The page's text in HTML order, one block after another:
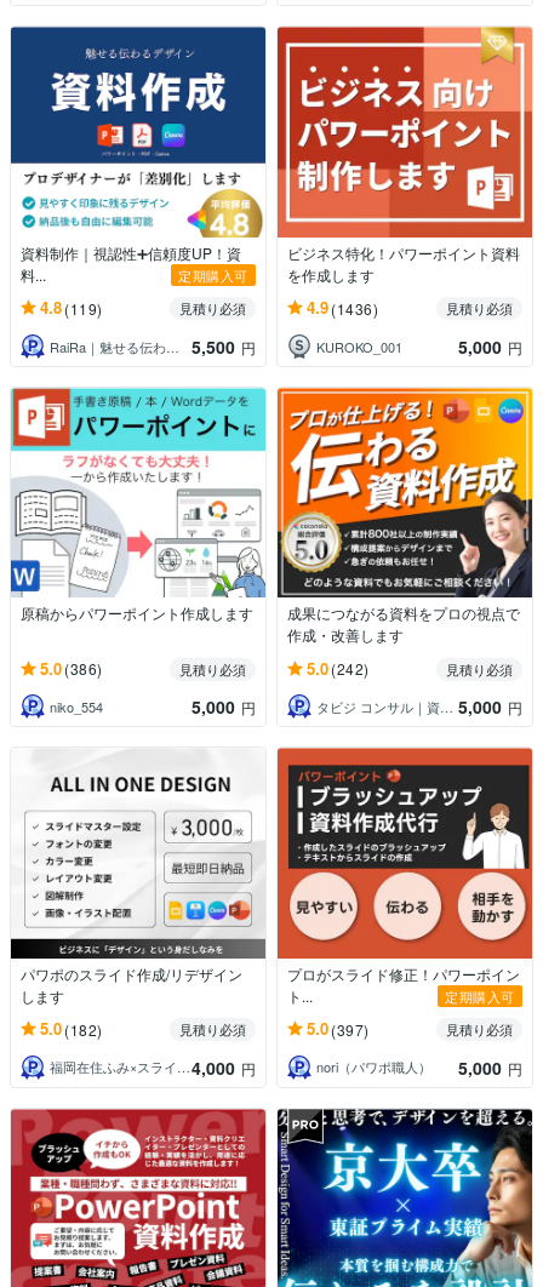
資料制作｜視認性➕信頼度UP！資
料...
定期購入可
4.8(119)
見積り必須
RaiRa｜魅せる伝わるデザイン。
5,500 円
ビジネス特化！パワーポイント資料
を作成します
4.9(1436)
見積り必須
KUROKO_001
5,000 円
原稿からパワーポイント作成します
5.0(386)
見積り必須
niko_554
5,000 円
成果につながる資料をプロの視点で
作成・改善します
5.0(242)
見積り必須
タビジ コンサル｜資料作成のプロ 5,000 円
パワポのスライド作成/リデザイン
します
5.0(182)
見積り必須
福岡在住ふみ×スライドデザイン4,000 円
プロがスライド修正！パワーポイン
ト...
定期購入可
5.0(397)
見積り必須
nori（パワポ職人）
5,000 円